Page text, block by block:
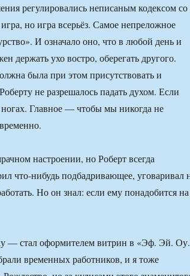
регулировались неписаным кодексом со
но игра всерьёз. Самое непреложное
И означало оно, что в любой день и
держать ухо востро, оберегать другого.
была при этом присутствовать и
не разрешалось падать духом. Если
ногах. Главное ― чтобы мы никогда не
настроении, но Роберт всегда
что-нибудь подбадривающее, уговаривал
Но он знал: если ему понадобится на
― стал оформителем витрин в «Эф. Эй. Оу.
временных работников, и я тоже